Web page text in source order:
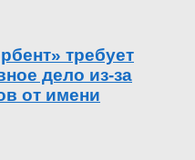
требует
дело из-за
от имени